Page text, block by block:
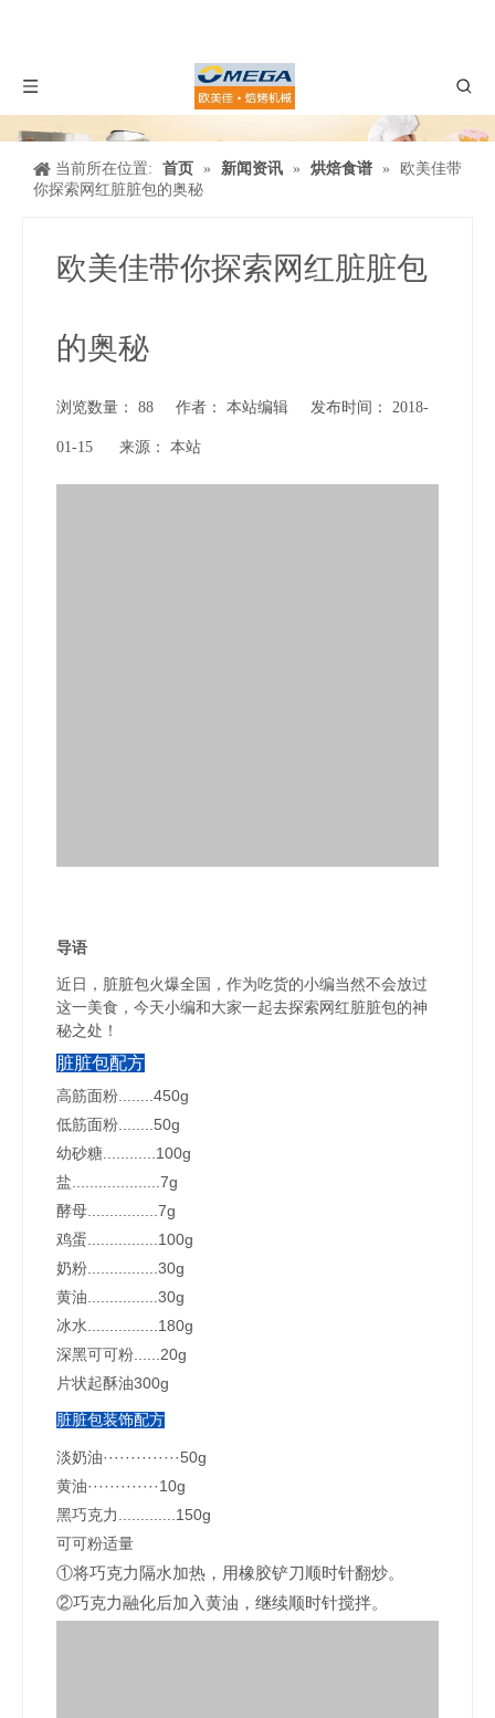
当前所在位置: 首页 » 新闻资讯 » 烘焙食谱 »
欧美佳带
你探索网红脏脏包的奥秘
欧美佳带你探索网红脏脏包
的奥秘
浏览数量： 88 作者： 本站编辑 发布时间： 2018-
01-15 来源： 本站
导语
近日，脏脏包火爆全国，作为吃货的小编当然不会放过
这一美食，今天小编和大家一起去探索网红脏脏包的神
秘之处！
脏脏包配方
高筋面粉........450g
低筋面粉........50g
幼砂糖............100g
盐....................7g
酵母................7g
鸡蛋................100g
奶粉................30g
黄油................30g
冰水................180g
深黑可可粉......20g
片状起酥油300g
脏脏包装饰配方
淡奶油··············50g
黄油·············10g
黑巧克力.............150g
可可粉适量
①将巧克力隔水加热，用橡胶铲刀顺时针翻炒。
②巧克力融化后加入黄油，继续顺时针搅拌。